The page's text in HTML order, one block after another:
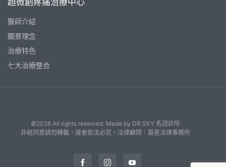
醫師介紹
願景理念
治療特色
七大治療整合
©2026 All rights reserved. Made by DR.SKY 名冠診所
非經同意請勿轉載，違者依法必究。法律顧問：晨星法律事務所